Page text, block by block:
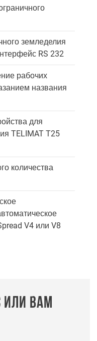
земледелия
RS 232
рабочих
названия
для
TELIMAT T25
количества
V4 или V8
ИЛИ ВАМ